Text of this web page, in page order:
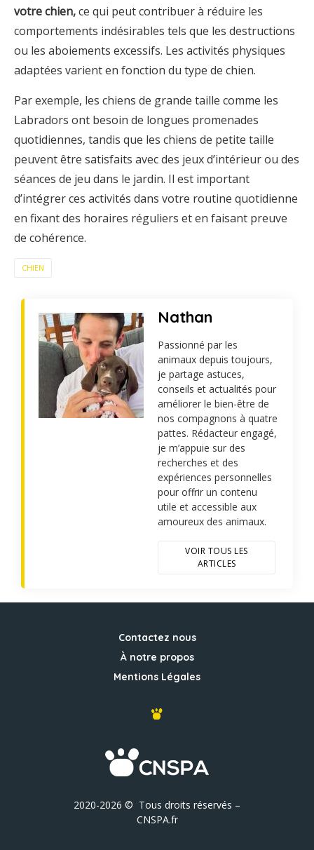
votre chien,ce qui peut contribuer à réduire les
comportements indésirables tels que les destructions
ou les aboiements excessifs. Les activités physiques
adaptées varient en fonction du type de chien.
Par exemple, les chiens de grande taille comme les
Labradors ont besoin de longues promenades
quotidiennes, tandis que les chiens de petite taille
peuvent être satisfaits avec des jeux d’intérieur ou des
séances de jeu dans le jardin. Il est important
d’intégrer ces activités dans votre routine quotidienne
en fixant des horaires réguliers et en faisant preuve
de cohérence.
CHIEN
Nathan
Passionné par les
animaux depuis toujours,
je partage astuces,
conseils et actualités pour
améliorer le bien-être de
nos compagnons à quatre
pattes. Rédacteur engagé,
je m’appuie sur des
recherches et des
expériences personnelles
pour offrir un contenu
utile et accessible aux
amoureux des animaux.
VOIR TOUS LES
ARTICLES
Contactez nous
À notre propos
Mentions Légales
2020-2026 © Tous droits réservés –
CNSPA.fr